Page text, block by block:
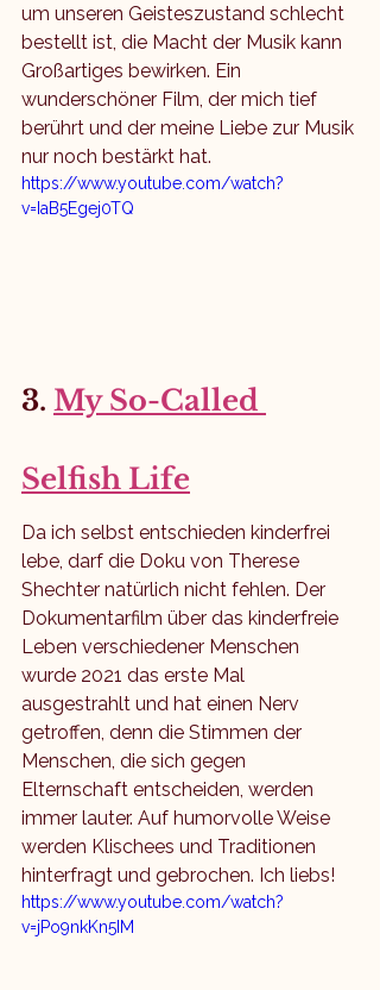
um unseren Geisteszustand schlecht
bestellt ist, die Macht der Musik kann
Großartiges bewirken. Ein
wunderschöner Film, der mich tief
berührt und der meine Liebe zur Musik
nur noch bestärkt hat.
https://www.youtube.com/watch?
v=IaB5Egej0TQ
3. My So-Called
Selfish Life
Da ich selbst entschieden kinderfrei
lebe, darf die Doku von Therese
Shechter natürlich nicht fehlen. Der
Dokumentarfilm über das kinderfreie
Leben verschiedener Menschen
wurde 2021 das erste Mal
ausgestrahlt und hat einen Nerv
getroffen, denn die Stimmen der
Menschen, die sich gegen
Elternschaft entscheiden, werden
immer lauter. Auf humorvolle Weise
werden Klischees und Traditionen
hinterfragt und gebrochen. Ich liebs!
https://www.youtube.com/watch?
v=jPo9nkKn5IM